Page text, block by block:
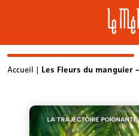
SkipAccueil | Les Fleurs du manguier